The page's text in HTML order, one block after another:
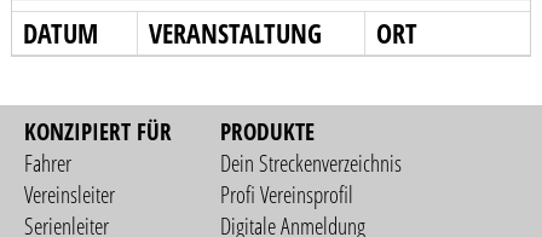
DATUM VERANSTALTUNG ORT
KONZIPIERT FÜR
Fahrer
Vereinsleiter
Serienleiter
PRODUKTE
Dein Streckenverzeichnis
Profi Vereinsprofil
Digitale Anmeldung